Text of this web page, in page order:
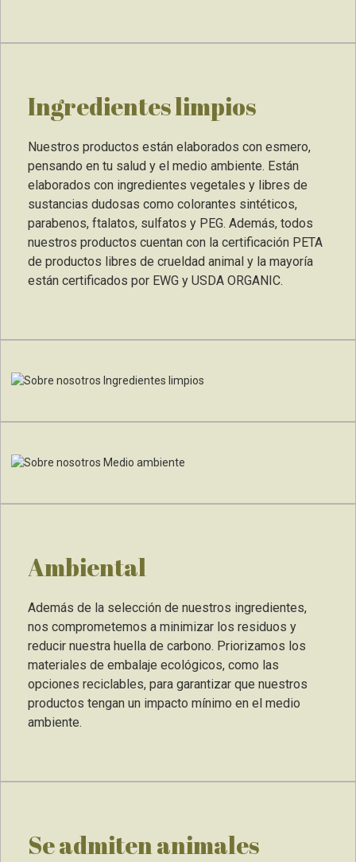
Ingredientes limpios
Nuestros productos están elaborados con esmero,
pensando en tu salud y el medio ambiente. Están
elaborados con ingredientes vegetales y libres de
sustancias dudosas como colorantes sintéticos,
parabenos, ftalatos, sulfatos y PEG. Además, todos
nuestros productos cuentan con la certificación PETA
de productos libres de crueldad animal y la mayoría
están certificados por EWG y USDA ORGANIC.
Ambiental
Además de la selección de nuestros ingredientes,
nos comprometemos a minimizar los residuos y
reducir nuestra huella de carbono. Priorizamos los
materiales de embalaje ecológicos, como las
opciones reciclables, para garantizar que nuestros
productos tengan un impacto mínimo en el medio
ambiente.
Se admiten animales